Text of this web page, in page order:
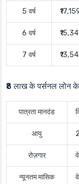
5 वर्ष
6 वर्ष
7 वर्ष
₹8 लाख के पर्सनल लोन के
पात्रता मानदंड
आयु
रोज़गार
न्यूनतम मासिक